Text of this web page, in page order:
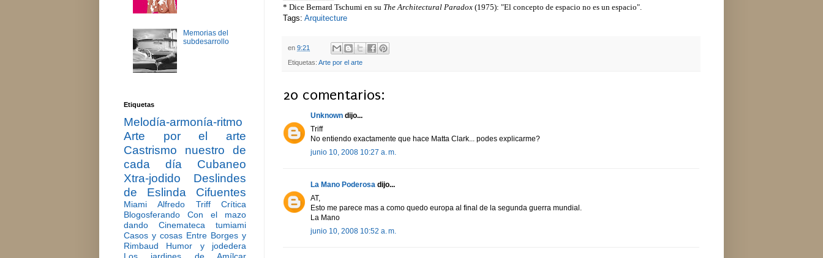
* Dice Bernard Tschumi en su The Architectural Paradox (1975): "El concepto de espacio no es un espacio".
Tags: Arquitecture
en 9:21
Etiquetas: Arte por el arte
20 comentarios:
Unknown dijo...
Triff
No entiendo exactamente que hace Matta Clark... podes explicarme?
junio 10, 2008 10:27 a. m.
La Mano Poderosa dijo...
AT,
Esto me parece mas a como quedo europa al final de la segunda guerra mundial.
La Mano
junio 10, 2008 10:52 a. m.
Memorias del
subdesarrollo
Etiquetas
Melodía-armonía-ritmo
Arte por el arte
Castrismo nuestro de
cada día
Cubaneo
Xtra-jodido
Deslindes
de Eslinda Cifuentes
Miami Alfredo Triff
Crítica
Blogosferando
Con el mazo
dando
Cinemateca tumiami
Casos y cosas Entre Borges y
Rimbaud
Humor y jodedera